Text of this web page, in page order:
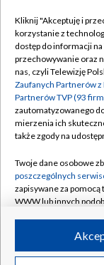
©2026
Kliknij "Akceptuję i
korzystanie z
dostęp do informacji
przechowywanie oraz
nas, czyli Telewizję
Zaufanych Partnerów
Partnerów TVP (93
zautomatyzowanego
mierzenia ich
także zgody na
Twoje dane osobowe
poszczególnych
zapisywane za
WWW lub innych
ruchu w Internecie.